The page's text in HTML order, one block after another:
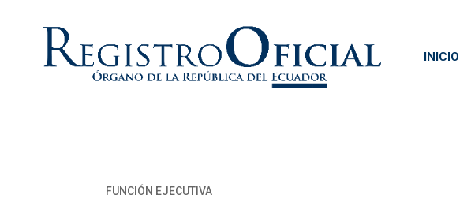
INICIO
FUNCIÓN EJECUTIVA